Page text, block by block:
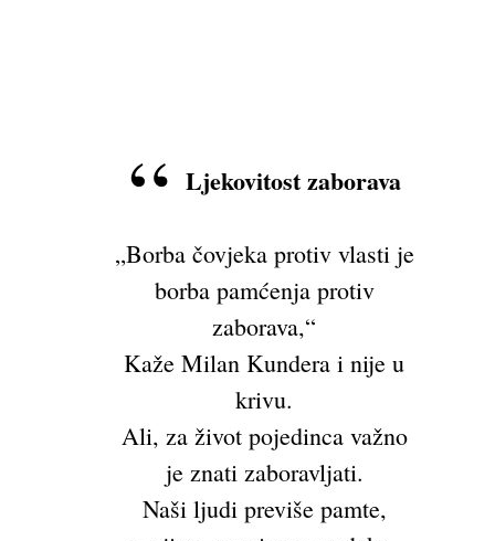
Ljekovitost zaborava
„Borba čovjeka protiv vlasti je
borba pamćenja protiv
zaborava,“
Kaže Milan Kundera i nije u
krivu.
Ali, za život pojedinca važno
je znati zaboravljati.
Naši ljudi previše pamte,